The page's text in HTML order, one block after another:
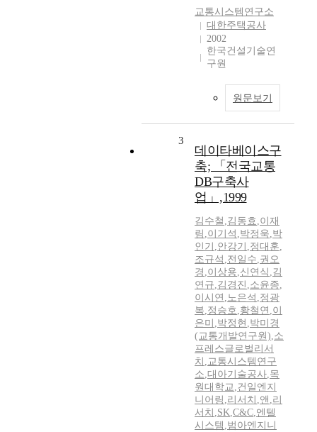
교통시스템연구소
대한주택공사
2002
한국건설기술연
구원
원문보기
3
데이타베이스구
축; 「전국교통
DB구축사
업」,1999
김수철 ,김동효 ,이재
림 ,이기석 ,박정욱,박
인기 ,안강기 ,정대훈,
조규석 ,전일수,권오
경 ,이상용,신연식 ,김
연규,김경진 ,소윤종,
이시연 ,노은석 ,정광
복,정승호,황철연 ,이
은미 ,박정현 ,박미경
(교통개발연구원),소
프레스글로벌리서
치 ,교통시스템연구
소,대아기술공사,목
원대학교,건일엔지
니어링 ,리서치 ,앤 ,리
서치 ,SK,C&C,엔텔
시스템 ,범아엔지니